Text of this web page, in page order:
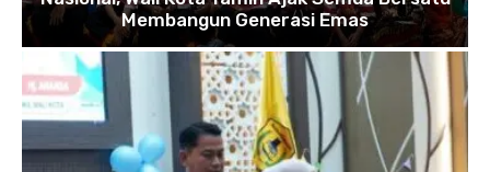
Membangun Generasi Emas